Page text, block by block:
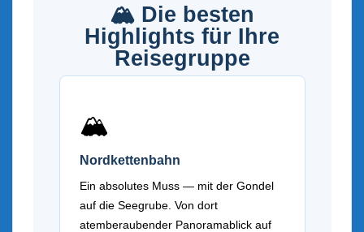
🏔️ Die besten
Highlights für Ihre
Reisegruppe
🏔️
Nordkettenbahn
Ein absolutes Muss — mit der Gondel
auf die Seegrube. Von dort
atemberaubender Panoramablick auf